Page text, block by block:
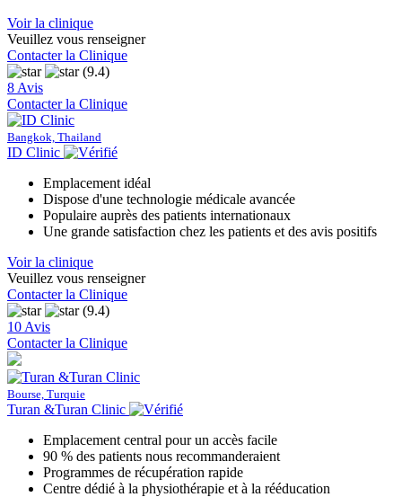
Voir la clinique
Veuillez vous renseigner
Contacter la Clinique
(9.4)
8 Avis
Contacter la Clinique
Bangkok, Thailand
ID Clinic
Emplacement idéal
Dispose d'une technologie médicale avancée
Populaire auprès des patients internationaux
Une grande satisfaction chez les patients et des avis positifs
Voir la clinique
Veuillez vous renseigner
Contacter la Clinique
(9.4)
10 Avis
Contacter la Clinique
Bourse, Turquie
Turan &Turan Clinic
Emplacement central pour un accès facile
90 % des patients nous recommanderaient
Programmes de récupération rapide
Centre dédié à la physiothérapie et à la rééducation